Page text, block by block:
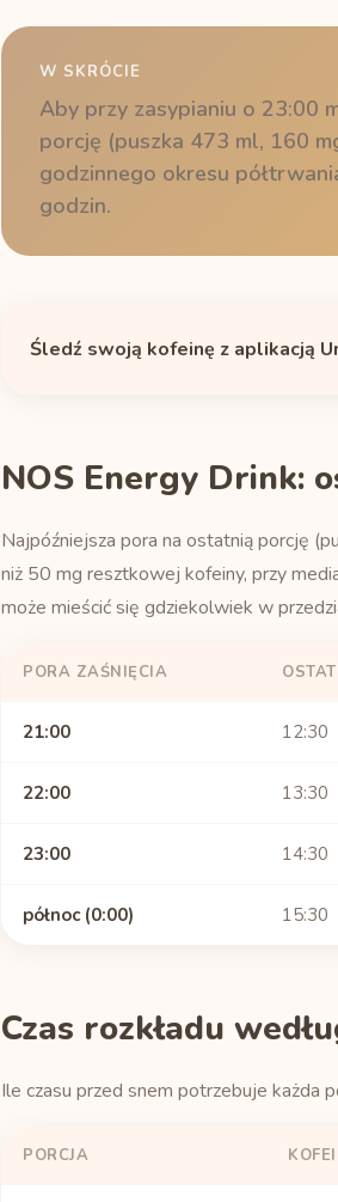
W SKRÓCIE
Aby przy zasypianiu o 23:00
porcję (puszka 473 ml, 160
godzinnego okresu
godzin.
Śledź swoją kofeinę z aplikacją
NOS Energy Drink:
Najpóźniejsza pora na ostatnią porcję
niż 50 mg resztkowej kofeiny, przy
może mieścić się gdziekolwiek w
PORA ZAŚNIĘCIA
21:00 12:30
22:00 13:30
23:00 14:30
północ (0:00) 15:30
Czas rozkładu
Ile czasu przed snem potrzebuje każda
PORCJA